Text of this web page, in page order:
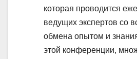
которая проводится
ведущих экспертов со
обмена опытом и
этой конференции,